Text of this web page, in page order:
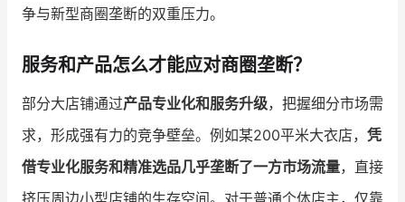
入驻有赞 认证代理商
认证服务商 设计服务商
有赞云 数据通服务
争与新型商圈垄断的双重压力。
服务和产品怎么才能应对商圈垄断？
部分大店铺通过产品专业化和服务升级，把握细分市场需
求，形成强有力的竞争壁垒。例如某200平米大衣店， 凭
借专业化服务和精准选品几乎垄断了一方市场流量，直接